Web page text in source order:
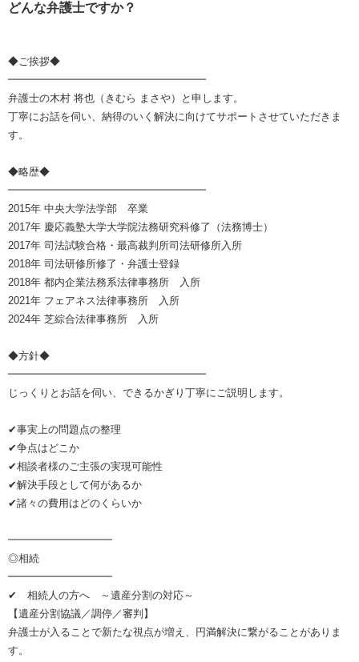
どんな弁護士ですか？
◆ご挨拶◆
━━━━━━━━━━━━━━━━━━━
弁護士の木村 将也（きむら まさや）と申します。
丁寧にお話を伺い、納得のいく解決に向けてサポートさせていただきま
す。
◆略歴◆
━━━━━━━━━━━━━━━━━━━
2015年 中央大学法学部 卒業
2017年 慶応義塾大学大学院法務研究科修了（法務博士）
2017年 司法試験合格・最高裁判所司法研修所入所
2018年 司法研修所修了・弁護士登録
2018年 都内企業法務系法律事務所 入所
2021年 フェアネス法律事務所 入所
2024年 芝綜合法律事務所 入所
◆方針◆
━━━━━━━━━━━━━━━━━━━
じっくりとお話を伺い、できるかぎり丁寧にご説明します。
✔︎事実上の問題点の整理
✔︎争点はどこか
✔︎相談者様のご主張の実現可能性
✔︎解決手段として何があるか
✔︎諸々の費用はどのくらいか
━━━━━━━━━━
◎相続
━━━━━━━━━━
✔ 相続人の方へ ～遺産分割の対応～
【遺産分割協議／調停／審判】
弁護士が入ることで新たな視点が増え、円満解決に繋がることがありま
す。